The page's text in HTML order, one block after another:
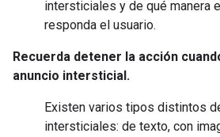
intersticiales y de qué manera
responda el usuario.
Recuerda detener la acción
anuncio intersticial.
Existen varios tipos distintos
intersticiales: de texto, con